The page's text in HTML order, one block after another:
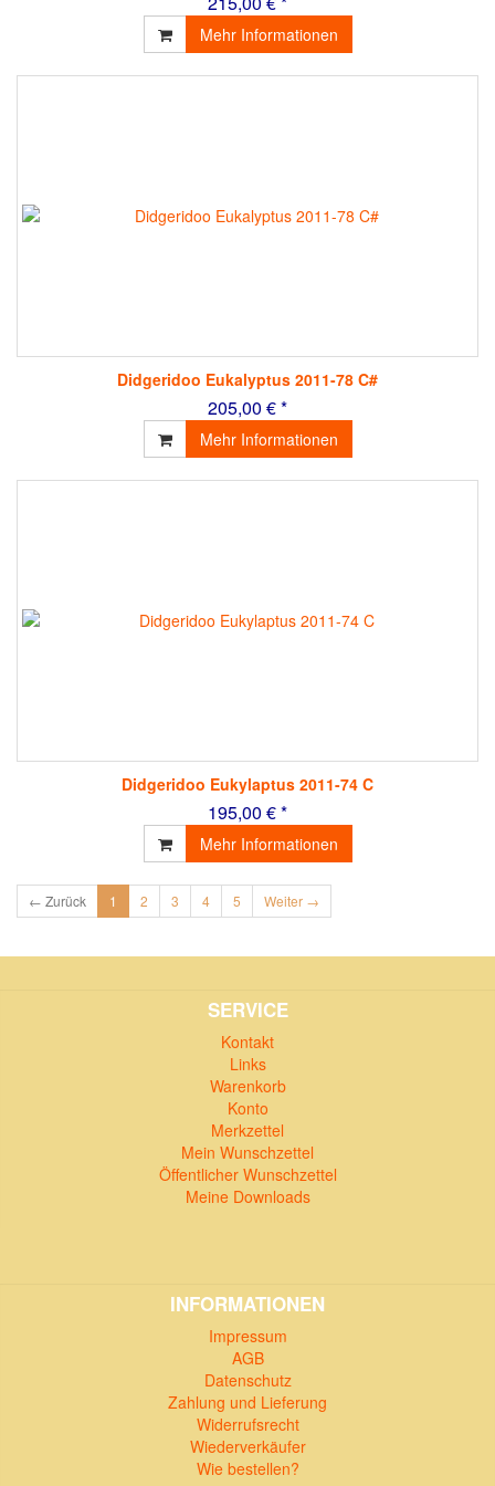
Mehr Informationen
Didgeridoo Eukalyptus 2011-78 C#
205,00 € *
Mehr Informationen
Didgeridoo Eukylaptus 2011-74 C
195,00 € *
Mehr Informationen
← Zurück 1 2 3 4 5 Weiter →
SERVICE
Kontakt
Links
Warenkorb
Konto
Merkzettel
Mein Wunschzettel
Öffentlicher Wunschzettel
Meine Downloads
INFORMATIONEN
Impressum
AGB
Datenschutz
Zahlung und Lieferung
Widerrufsrecht
Wiederverkäufer
Wie bestellen?